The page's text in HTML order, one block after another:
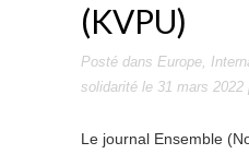
(KVPU)
Posté dans Europe,
solidarité le 31 mars 2022
Le journal Ensemble